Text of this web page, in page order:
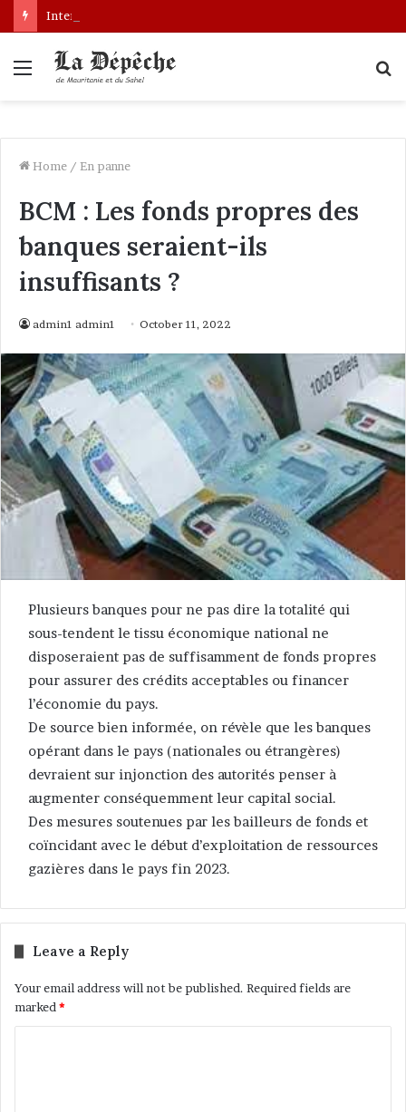
Menu
Home / En panne
BCM : Les fonds propres des
banques seraient-ils
insuffisants ?
admin1 admin1 October 11, 2022
Plusieurs banques pour ne pas dire la totalité qui
sous-tendent le tissu économique national ne
disposeraient pas de suffisamment de fonds propres
pour assurer des crédits acceptables ou financer
l’économie du pays.
De source bien informée, on révèle que les banques
opérant dans le pays (nationales ou étrangères)
devraient sur injonction des autorités penser à
augmenter conséquemment leur capital social.
Des mesures soutenues par les bailleurs de fonds et
coïncidant avec le début d’exploitation de ressources
gazières dans le pays fin 2023.
Leave a Reply
Your email address will not be published. Required fields are
marked *